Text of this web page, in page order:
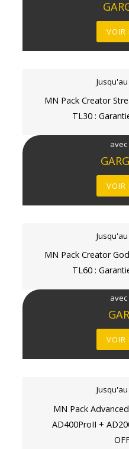
VOIR
Jusqu'au
MN Pack Creator
TL30 :
VOIR
Jusqu'au
MN Pack Creator
TL60 :
VOIR
Jusqu'au
MN Pack
AD400ProII +